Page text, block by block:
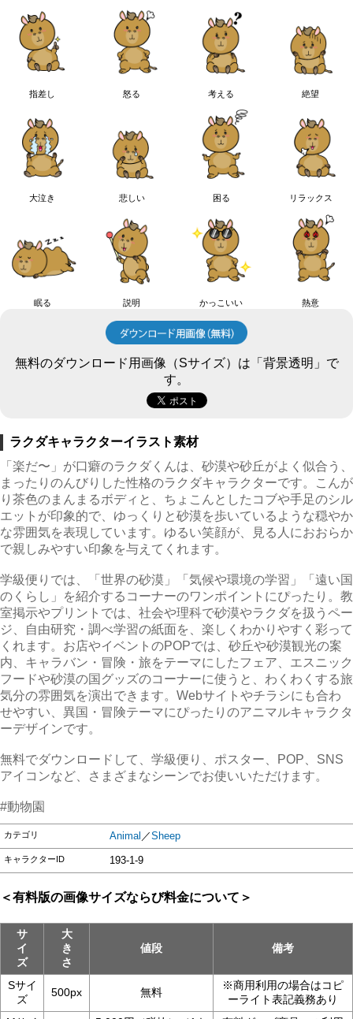
指差し 怒る 考える 絶望
大泣き 悲しい 困る リラックス
眠る 説明 かっこいい 熱意
無料のダウンロード用画像（Sサイズ）は「背景透明」で
す。
ラクダキャラクターイラスト素材
「楽だ〜」が口癖のラクダくんは、砂漠や砂丘がよく似合う、
まったりのんびりした性格のラクダキャラクターです。こんが
り茶色のまんまるボディと、ちょこんとしたコブや手足のシル
エットが印象的で、ゆっくりと砂漠を歩いているような穏やか
な雰囲気を表現しています。ゆるい笑顔が、見る人におおらか
で親しみやすい印象を与えてくれます。
学級便りでは、「世界の砂漠」「気候や環境の学習」「遠い国
のくらし」を紹介するコーナーのワンポイントにぴったり。教
室掲示やプリントでは、社会や理科で砂漠やラクダを扱うペー
ジ、自由研究・調べ学習の紙面を、楽しくわかりやすく彩って
くれます。お店やイベントのPOPでは、砂丘や砂漠観光の案
内、キャラバン・冒険・旅をテーマにしたフェア、エスニック
フードや砂漠の国グッズのコーナーに使うと、わくわくする旅
気分の雰囲気を演出できます。Webサイトやチラシにも合わ
せやすい、異国・冒険テーマにぴったりのアニマルキャラクタ
ーデザインです。
無料でダウンロードして、学級便り、ポスター、POP、SNS
アイコンなど、さまざまなシーンでお使いいただけます。
#動物園
カテゴリ Animal ／Sheep
キャラクターID 193-1-9
＜有料版の画像サイズならび料金について＞
サ
イ
ズ
大
き
さ
値段 備考
Sサイ
ズ
500px 無料
※商用利用の場合はコピ
ーライト表記義務あり